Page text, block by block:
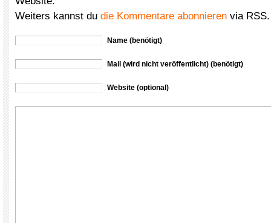
Weiters kannst du die Kommentare abonnieren via RSS.
Name (benötigt)
Mail (wird nicht veröffentlicht) (benötigt)
Website (optional)